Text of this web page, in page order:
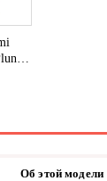
Об этой модели